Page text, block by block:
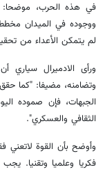
في هذه الحرب، موضحا:
ووجوده في الميدان
لم يتمكن الأعداء من
ورأى الادميرال
الجبهات، فإن صموده
الثقافي والعسكري".
وأوضح بأن القوة لاتعني
فكريا وعلميا وتقنيا.